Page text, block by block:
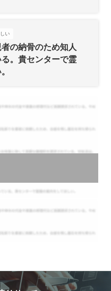
い
の納骨のため知人
。貴センターで霊